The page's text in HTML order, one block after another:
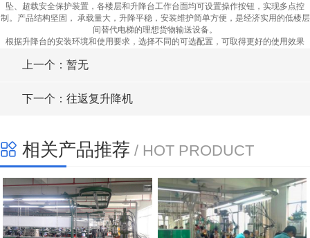
坠、超载安全保护装置，各楼层和升降台工作台面均可设置操作按钮，实现多点控
制。产品结构坚固， 承载量大，升降平稳，安装维护简单方便，是经济实用的低楼层
间替代电梯的理想货物输送设备。
根据升降台的安装环境和使用要求，选择不同的可选配置，可取得更好的使用效果
上一个：暂无
下一个：往返复升降机
相关产品推荐 / HOT PRODUCT